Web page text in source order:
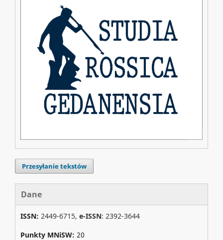
Przesyłanie tekstów
Dane
ISSN: 2449-6715, e-ISSN: 2392-3644
Punkty MNiSW: 20